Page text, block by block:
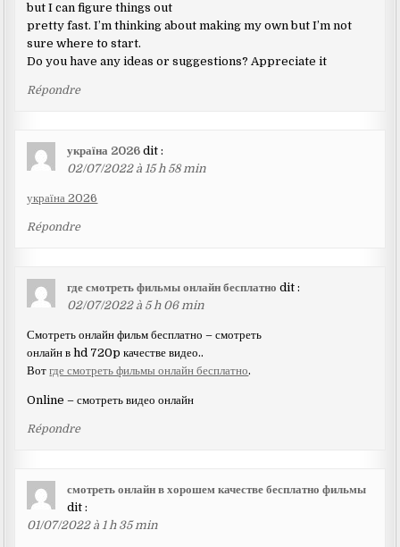
but I can figure things out
pretty fast. I’m thinking about making my own but I’m not
sure where to start.
Do you have any ideas or suggestions? Appreciate it
Répondre
україна 2026 dit :
02/07/2022 à 15 h 58 min
україна 2026
Répondre
где смотреть фильмы онлайн бесплатно dit :
02/07/2022 à 5 h 06 min
Смотреть онлайн фильм бесплатно – смотреть
онлайн в hd 720p качестве видео..
Вотгде смотреть фильмы онлайн бесплатно.
Online – смотреть видео онлайн
Répondre
смотреть онлайн в хорошем качестве бесплатно фильмы
dit :
01/07/2022 à 1 h 35 min